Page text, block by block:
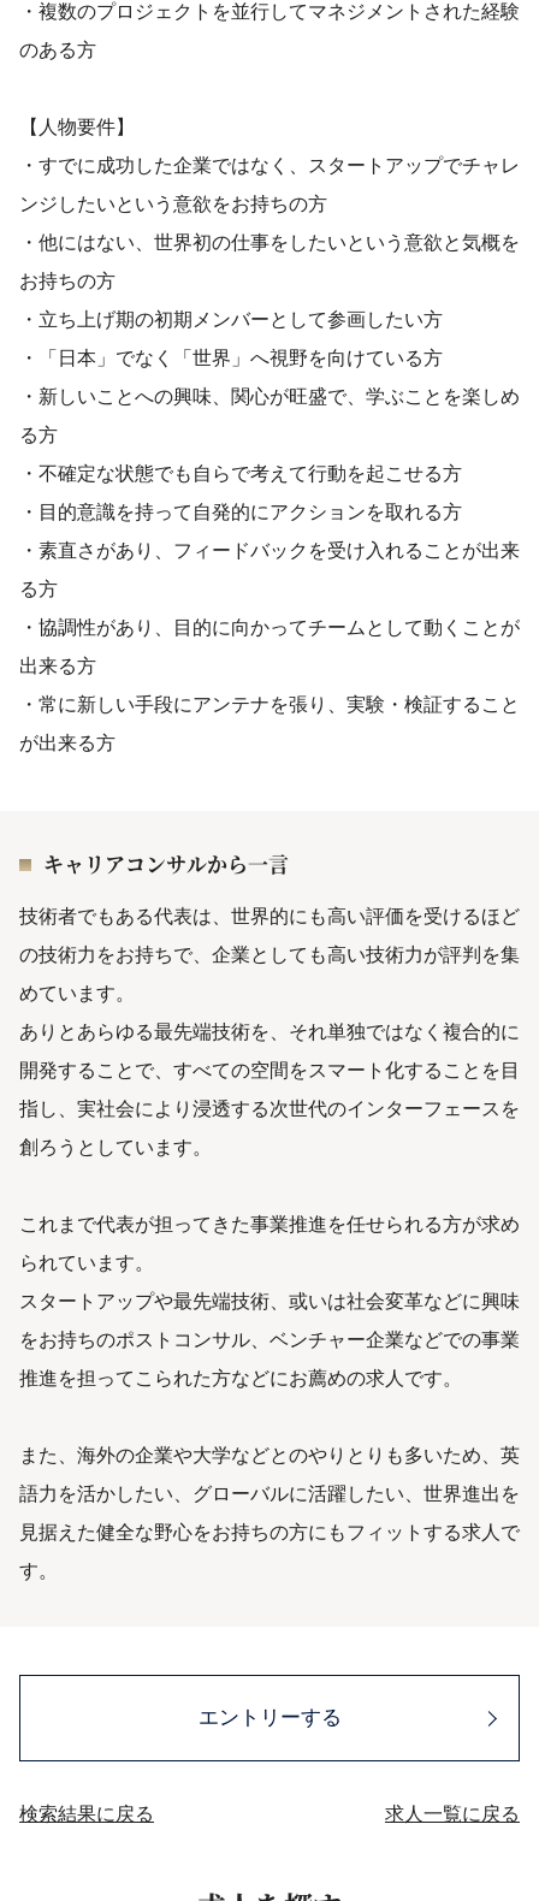
・複数のプロジェクトを並行してマネジメントされた経験
のある方
【人物要件】
・すでに成功した企業ではなく、スタートアップでチャレ
ンジしたいという意欲をお持ちの方
・他にはない、世界初の仕事をしたいという意欲と気概を
お持ちの方
・立ち上げ期の初期メンバーとして参画したい方
・「日本」でなく「世界」へ視野を向けている方
・新しいことへの興味、関心が旺盛で、学ぶことを楽しめ
る方
・不確定な状態でも自らで考えて行動を起こせる方
・目的意識を持って自発的にアクションを取れる方
・素直さがあり、フィードバックを受け入れることが出来
る方
・協調性があり、目的に向かってチームとして動くことが
出来る方
・常に新しい手段にアンテナを張り、実験・検証すること
が出来る方
キャリアコンサルから一言
技術者でもある代表は、世界的にも高い評価を受けるほど
の技術力をお持ちで、企業としても高い技術力が評判を集
めています。
ありとあらゆる最先端技術を、それ単独ではなく複合的に
開発することで、すべての空間をスマート化することを目
指し、実社会により浸透する次世代のインターフェースを
創ろうとしています。
これまで代表が担ってきた事業推進を任せられる方が求め
られています。
スタートアップや最先端技術、或いは社会変革などに興味
をお持ちのポストコンサル、ベンチャー企業などでの事業
推進を担ってこられた方などにお薦めの求人です。
また、海外の企業や大学などとのやりとりも多いため、英
語力を活かしたい、グローバルに活躍したい、世界進出を
見据えた健全な野心をお持ちの方にもフィットする求人で
す。
エントリーする
検索結果に戻る 求人一覧に戻る